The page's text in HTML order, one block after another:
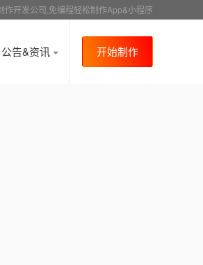
作开发公司,免编程轻松制作App&小程序
公告&资讯 开始制作